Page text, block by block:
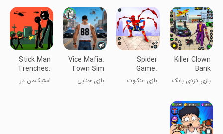
نیویورک
Vegas
قورباغه نینجا
عنکبوت: گنگستر
وگاس
شهری
Killer Clown
Bank
Robbery
Game
بازی دزدی بانک
Spider
Game:
Spider Rope
Hero
بازی عنکبوت:
Vice Mafia:
Town Sim
Game
بازی جنایی
Stick Man
Trenches:
WW2
استیک‌من در